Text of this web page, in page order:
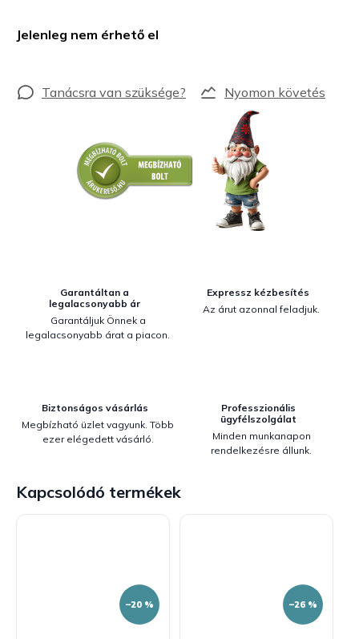
Jelenleg nem érhető el
Nyomon követés
Garantáltan a
legalacsonyabb ár
Garantáljuk Önnek a
legalacsonyabb árat a piacon.
Expressz kézbesítés
Az árut azonnal feladjuk.
Biztonságos vásárlás
Megbízható üzlet vagyunk. Több
ezer elégedett vásárló.
Professzionális
ügyfélszolgálat
Minden munkanapon
rendelkezésre állunk.
Kapcsolódó termékek
–20 % –26 %